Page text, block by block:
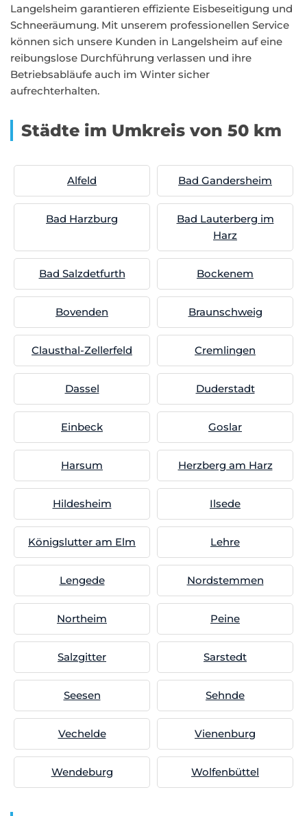
Langelsheim garantieren effiziente Eisbeseitigung und
Schneeräumung. Mit unserem professionellen Service
können sich unsere Kunden in Langelsheim auf eine
reibungslose Durchführung verlassen und ihre
Betriebsabläufe auch im Winter sicher
aufrechterhalten.
Städte im Umkreis von 50 km
Alfeld Bad Gandersheim
Bad Harzburg
Bad Lauterberg im
Harz
Bad Salzdetfurth Bockenem
Bovenden Braunschweig
Clausthal-Zellerfeld Cremlingen
Dassel Duderstadt
Einbeck Goslar
Harsum Herzberg am Harz
Hildesheim Ilsede
Königslutter am Elm Lehre
Lengede Nordstemmen
Northeim Peine
Salzgitter Sarstedt
Seesen Sehnde
Vechelde Vienenburg
Wendeburg Wolfenbüttel